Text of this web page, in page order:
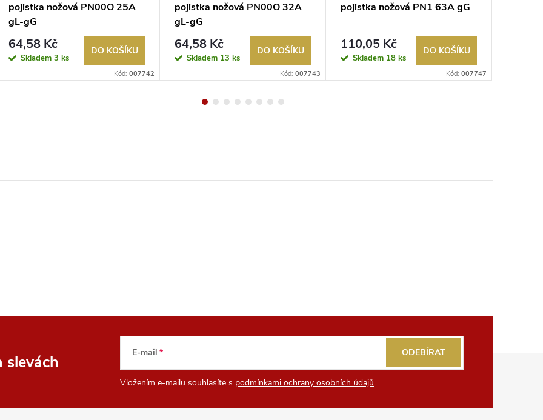
pojistka nožová PN00O 25A
gL-gG
64,58 Kč
Skladem 3 ks
DO KOŠÍKU
Kód: 007742
pojistka nožová PN00O 32A
gL-gG
64,58 Kč
Skladem 13 ks
DO KOŠÍKU
Kód: 007743
pojistka nožová PN1 63A gG
110,05 Kč
Skladem 18 ks
DO KOŠÍKU
Kód: 007747
slevách E-mail
Vložením e-mailu souhlasíte s podmínkami ochrany osobních údajů
ODEBÍRAT